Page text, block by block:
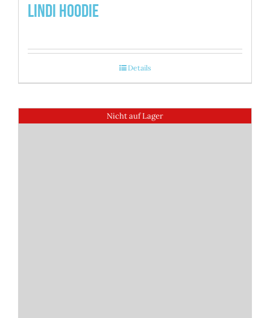
Lindi Hoodie
Details
Nicht auf Lager